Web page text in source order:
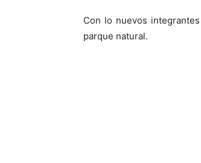
Con lo nuevos
parque natural.